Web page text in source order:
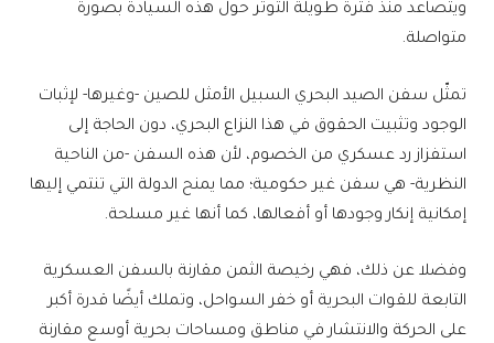
ويتصاعد منذ فترة طويلة التوتر حول هذه السيادة بصورة
متواصلة.
تمثّل سفن الصيد البحري السبيل الأمثل للصين -وغيرها- لإثبات
الوجود وتثبيت الحقوق في هذا النزاع البحري، دون الحاجة إلى
استفزاز رد عسكري من الخصوم، لأن هذه السفن -من الناحية
النظرية- هي سفن غير حكومية؛ مما يمنح الدولة التي تنتمي إليها
إمكانية إنكار وجودها أو أفعالها، كما أنها غير مسلحة.
وفضلا عن ذلك، فهي رخيصة الثمن مقارنة بالسفن العسكرية
التابعة للقوات البحرية أو خفر السواحل، وتملك أيضًا قدرة أكبر
على الحركة والانتشار في مناطق ومساحات بحرية أوسع مقارنة